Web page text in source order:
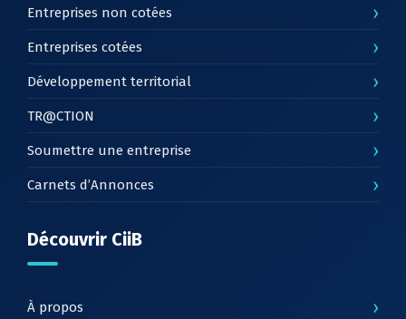
Entreprises non cotées ›
Entreprises cotées ›
Développement territorial ›
TR@CTION ›
Soumettre une entreprise ›
Carnets d’Annonces ›
Découvrir CiiB
À propos ›